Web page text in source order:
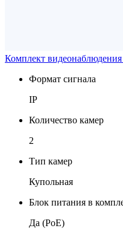
Комплект
Формат сигнала
IP
Количество камер
2
Тип камер
Купольная
Блок питания в
Да (PoE)